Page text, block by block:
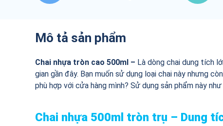
Mô tả sản phẩm
Chai nhựa tròn cao 500ml – Là dòng chai dung tích
gian gần đây. Bạn muốn sử dụng loại chai này nhưng
phù hợp với cửa hàng mình? Sử dụng sản phẩm này
Chai nhựa 500ml tròn trụ – Dung